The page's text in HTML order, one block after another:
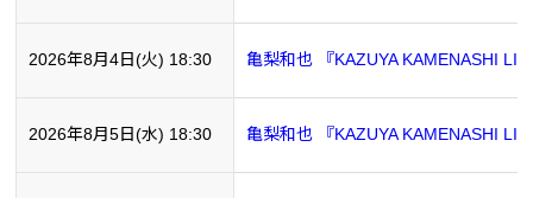
2026年8月4日(火) 18:30 亀梨和也 『KAZUYA KAMENASHI
2026年8月5日(水) 18:30 亀梨和也 『KAZUYA KAMENASHI